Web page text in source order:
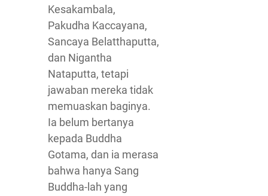
Kesakambala,
Pakudha Kaccayana,
Sancaya Belatthaputta,
dan Nigantha
Nataputta, tetapi
jawaban mereka tidak
memuaskan baginya.
Ia belum bertanya
kepada Buddha
Gotama, dan ia merasa
bahwa hanya Sang
Buddha-lah yang